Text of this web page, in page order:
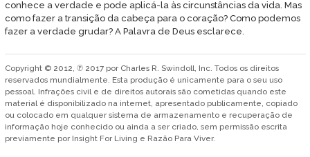
conhece a verdade e pode aplicá-la às circunstâncias da vida. Mas
como fazer a transição da cabeça para o coração? Como podemos
fazer a verdade grudar? A Palavra de Deus esclarece.
Copyright © 2012, ℗ 2017 por Charles R. Swindoll, Inc. Todos os direitos
reservados mundialmente. Esta produção é unicamente para o seu uso
pessoal. Infrações civil e de direitos autorais são cometidas quando este
material é disponibilizado na internet, apresentado publicamente, copiado
ou colocado em qualquer sistema de armazenamento e recuperação de
informação hoje conhecido ou ainda a ser criado, sem permissão escrita
previamente por Insight For Living e Razão Para Viver.